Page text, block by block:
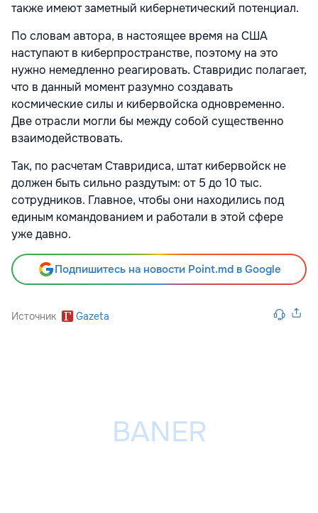
также имеют заметный кибернетический потенциал.
По словам автора, в настоящее время на США
наступают в киберпространстве, поэтому на это
нужно немедленно реагировать. Ставридис полагает,
что в данный момент разумно создавать
космические силы и кибервойска одновременно.
Две отрасли могли бы между собой существенно
взаимодействовать.
Так, по расчетам Ставридиса, штат кибервойск не
должен быть сильно раздутым: от 5 до 10 тыс.
сотрудников. Главное, чтобы они находились под
единым командованием и работали в этой сфере
уже давно.
Подпишитесь на новости Point.md в Google
Источник Gazeta